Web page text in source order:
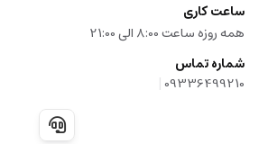
ساعت کاری
همه روزه ساعت 8:00 الی 21:00
شماره تماس
09336499210
|